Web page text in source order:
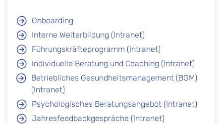
Onboarding
Interne Weiterbildung (Intranet)
Führungskräfteprogramm (Intranet)
Individuelle Beratung und Coaching (Intranet)
Betriebliches Gesundheitsmanagement (BGM)
(Intranet)
Psychologisches Beratungsangebot (Intranet)
Jahresfeedbackgespräche (Intranet)